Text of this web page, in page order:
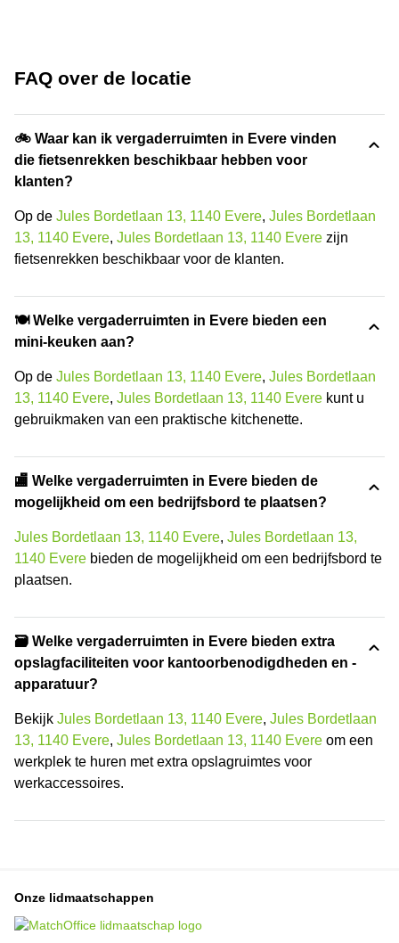
FAQ over de locatie
🚲 Waar kan ik vergaderruimten in Evere vinden
die fietsenrekken beschikbaar hebben voor
klanten?
Op de Jules Bordetlaan 13, 1140 Evere, Jules Bordetlaan
13, 1140 Evere, Jules Bordetlaan 13, 1140 Evere zijn
fietsenrekken beschikbaar voor de klanten.
🍽️ Welke vergaderruimten in Evere bieden een
mini-keuken aan?
Op de Jules Bordetlaan 13, 1140 Evere, Jules Bordetlaan
13, 1140 Evere, Jules Bordetlaan 13, 1140 Evere kunt u
gebruikmaken van een praktische kitchenette.
🏬 Welke vergaderruimten in Evere bieden de
mogelijkheid om een bedrijfsbord te plaatsen?
Jules Bordetlaan 13, 1140 Evere, Jules Bordetlaan 13,
1140 Evere bieden de mogelijkheid om een bedrijfsbord te
plaatsen.
🗃️ Welke vergaderruimten in Evere bieden extra
opslagfaciliteiten voor kantoorbenodigdheden en -
apparatuur?
Bekijk Jules Bordetlaan 13, 1140 Evere, Jules Bordetlaan
13, 1140 Evere, Jules Bordetlaan 13, 1140 Evere om een
werkplek te huren met extra opslagruimtes voor
werkaccessoires.
Onze lidmaatschappen